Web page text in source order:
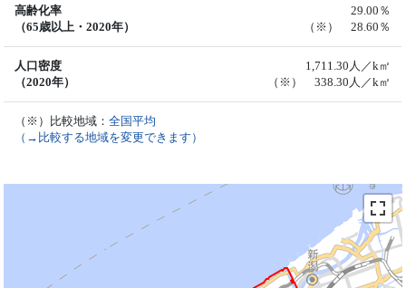
高齢化率
（65歳以上・2020年）
29.00％
（※） 28.60％
人口密度
（2020年）
1,711.30人／k㎡
（※） 338.30人／k㎡
（※）比較地域：全国平均
（→比較する地域を変更できます）